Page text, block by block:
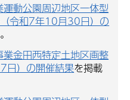
動公園周辺地区一体型
令和7年10月30日）の
金田西特定土地区画整
日）の開催結果を掲載